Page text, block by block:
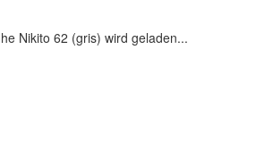
Nikito 62 (gris) wird geladen...